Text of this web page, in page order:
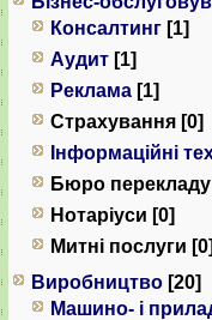
Консалтинг [1]
Аудит [1]
Реклама [1]
Страхування [0]
Інформаційні
Бюро перекладу
Нотаріуси [0]
Митні послуги [0]
Виробництво [20]
Машино- і